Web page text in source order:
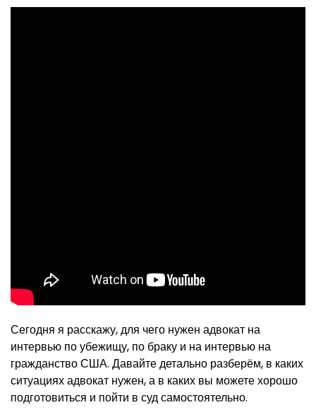
Сегодня я расскажу, для чего нужен адвокат на
интервью по убежищу, по браку и на интервью на
гражданство США. Давайте детально разберём, в каких
ситуациях адвокат нужен, а в каких вы можете хорошо
подготовиться и пойти в суд самостоятельно.